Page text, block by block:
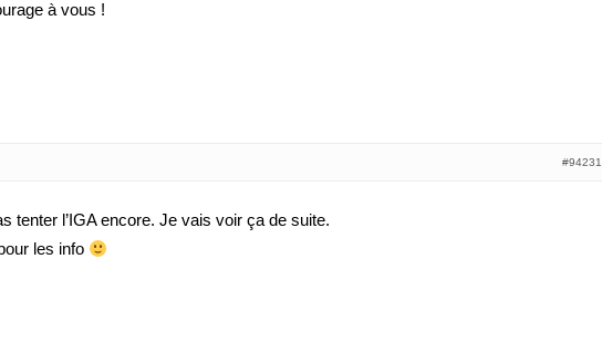
à vous !
#94231
tenter l’IGA encore. Je vais voir ça de suite.
les info